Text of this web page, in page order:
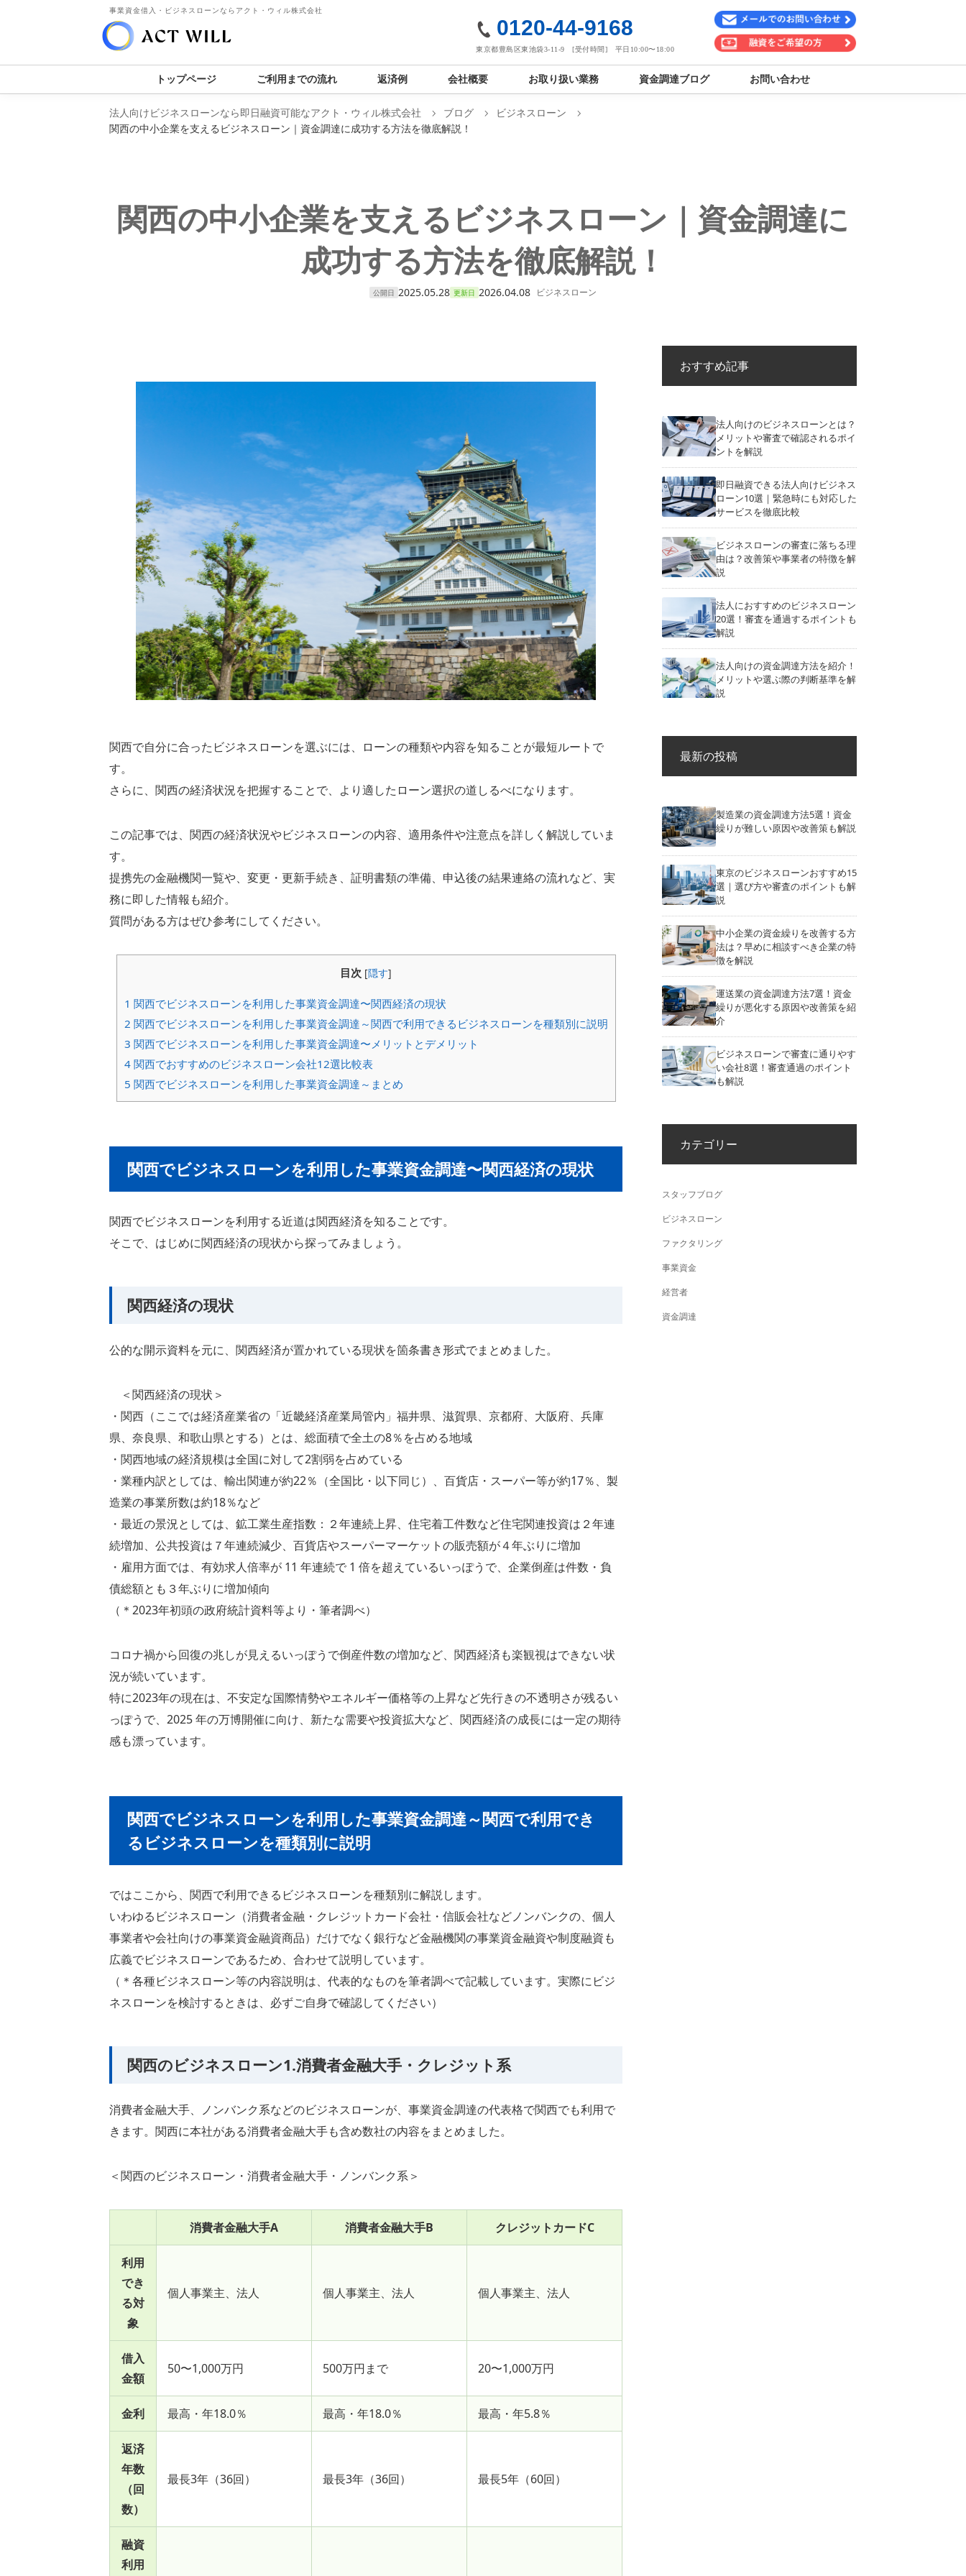
事業資金借入・ビジネスローンならアクト・ウィル株式会社
0120-44-9168
東京都豊島区東池袋3-11-9 [受付時間] 平日10:00〜18:00
トップページ ご利用までの流れ 返済例 会社概要 お取り扱い業務 資金調達ブログ お問い合わせ
法人向けビジネスローンなら即日融資可能なアクト・ウィル株式会社 ブログ
ビジネスローン
関西の中小企業を支えるビジネスローン｜資金調達に成功する方法を徹底解説！
関西の中小企業を支えるビジネスローン｜資金調達に
成功する方法を徹底解説！
公開日 2025.05.28 更新日 2026.04.08 ビジネスローン
関西で自分に合ったビジネスローンを選ぶには、ローンの種類や内容を知ることが最短ルートで
す。
さらに、関西の経済状況を把握することで、より適したローン選択の道しるべになります。
この記事では、関西の経済状況やビジネスローンの内容、適用条件や注意点を詳しく解説していま
す。
提携先の金融機関一覧や、変更・更新手続き、証明書類の準備、申込後の結果連絡の流れなど、実
務に即した情報も紹介。
質問がある方はぜひ参考にしてください。
目次 [隠す]
1 関西でビジネスローンを利用した事業資金調達〜関西経済の現状
2 関西でビジネスローンを利用した事業資金調達～関西で利用できるビジネスローンを種類別に説明
3 関西でビジネスローンを利用した事業資金調達〜メリットとデメリット
4関西でおすすめのビジネスローン会社12選比較表
5 関西でビジネスローンを利用した事業資金調達～まとめ
関西でビジネスローンを利用した事業資金調達〜関西経済の現状
関西でビジネスローンを利用する近道は関西経済を知ることです。
そこで、はじめに関西経済の現状から探ってみましょう。
関西経済の現状
公的な開示資料を元に、関西経済が置かれている現状を箇条書き形式でまとめました。
＜関西経済の現状＞
・関西（ここでは経済産業省の「近畿経済産業局管内」福井県、滋賀県、京都府、大阪府、兵庫
県、奈良県、和歌山県とする）とは、総面積で全土の8％を占める地域
・関西地域の経済規模は全国に対して2割弱を占めている
・業種内訳としては、輸出関連が約22％（全国比・以下同じ）、百貨店・スーパー等が約17％、製
造業の事業所数は約18％など
・最近の景況としては、鉱工業生産指数：２年連続上昇、住宅着工件数など住宅関連投資は２年連
続増加、公共投資は７年連続減少、百貨店やスーパーマーケットの販売額が４年ぶりに増加
・雇用方面では、有効求人倍率が 11 年連続で 1 倍を超えているいっぽうで、企業倒産は件数・負
債総額とも３年ぶりに増加傾向
（＊2023年初頭の政府統計資料等より・筆者調べ）
コロナ禍から回復の兆しが見えるいっぽうで倒産件数の増加など、関西経済も楽観視はできない状
況が続いています。
特に2023年の現在は、不安定な国際情勢やエネルギー価格等の上昇など先行きの不透明さが残るい
っぽうで、2025 年の万博開催に向け、新たな需要や投資拡大など、関西経済の成長には一定の期待
感も漂っています。
関西でビジネスローンを利用した事業資金調達～関西で利用でき
るビジネスローンを種類別に説明
ではここから、関西で利用できるビジネスローンを種類別に解説します。
いわゆるビジネスローン（消費者金融・クレジットカード会社・信販会社などノンバンクの、個人
事業者や会社向けの事業資金融資商品）だけでなく銀行など金融機関の事業資金融資や制度融資も
広義でビジネスローンであるため、合わせて説明しています。
（＊各種ビジネスローン等の内容説明は、代表的なものを筆者調べで記載しています。実際にビジ
ネスローンを検討するときは、必ずご自身で確認してください）
関西のビジネスローン1.消費者金融大手・クレジット系
消費者金融大手、ノンバンク系などのビジネスローンが、事業資金調達の代表格で関西でも利用で
きます。関西に本社がある消費者金融大手も含め数社の内容をまとめました。
＜関西のビジネスローン・消費者金融大手・ノンバンク系＞
消費者金融大手A 消費者金融大手B クレジットカードC
利用
でき
る対
象
個人事業主、法人 個人事業主、法人 個人事業主、法人
借入
金額
50〜1,000万円 500万円まで 20〜1,000万円
金利 最高・年18.0％ 最高・年18.0％ 最高・年5.8％
返済
年数
（回
数）
最長3年（36回） 最長3年（36回） 最長5年（60回）
融資
利用
おすすめ記事
法人向けのビジネスローンとは？
メリットや審査で確認されるポイ
ントを解説
即日融資できる法人向けビジネス
ローン10選｜緊急時にも対応した
サービスを徹底比較
ビジネスローンの審査に落ちる理
由は？改善策や事業者の特徴を解
説
法人におすすめのビジネスローン
20選！審査を通過するポイントも
解説
法人向けの資金調達方法を紹介！
メリットや選ぶ際の判断基準を解
説
最新の投稿
製造業の資金調達方法5選！資金
繰りが難しい原因や改善策も解説
東京のビジネスローンおすすめ15
選｜選び方や審査のポイントも解
説
中小企業の資金繰りを改善する方
法は？早めに相談すべき企業の特
徴を解説
運送業の資金調達方法7選！資金
繰りが悪化する原因や改善策を紹
介
ビジネスローンで審査に通りやす
い会社8選！審査通過のポイント
も解説
カテゴリー
スタッフブログ
ビジネスローン
ファクタリング
事業資金
経営者
資金調達